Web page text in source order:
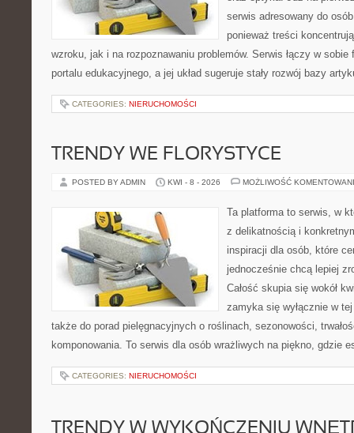
serwis adresowany do
ponieważ treści
wzroku, jak i na rozpoznawaniu problemów. Serwis łączy w
portalu edukacyjnego, a jej układ sugeruje stały rozwój bazy
CATEGORIES: NIERUCHOMOŚCI
TRENDY WE FLORYSTYCE
POSTED BY ADMIN KWI - 8 - 2026 MOŻLIWOŚĆ
Ta platforma to serwis, w
z delikatnością i
inspiracji dla osób, które
jednocześnie chcą lepiej
Całość skupia się wokół
zamyka się wyłącznie w
także do porad pielęgnacyjnych o roślinach, sezonowości,
komponowania. To serwis dla osób wrażliwych na piękno, gdzie
CATEGORIES: NIERUCHOMOŚCI
TRENDY W WYKOŃCZENIU